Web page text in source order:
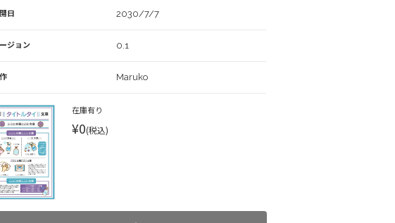
日 2030/7/7
ジョン 0.1
Maruko
在庫有り
¥0(税込)